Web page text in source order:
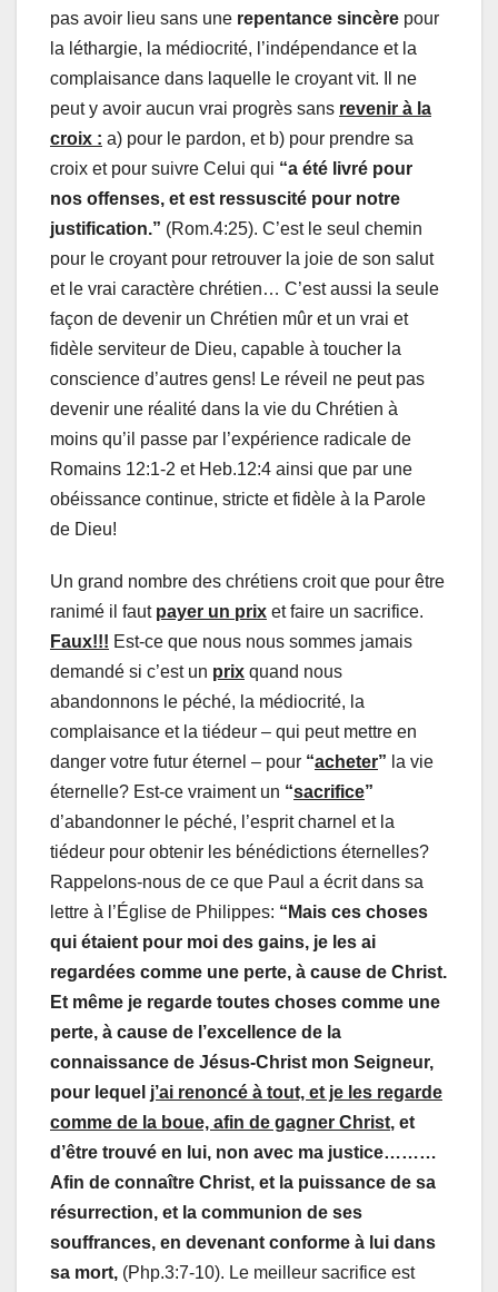
pas avoir lieu sans une repentance sincère pour
la léthargie, la médiocrité, l’indépendance et la
complaisance dans laquelle le croyant vit. Il ne
peut y avoir aucun vrai progrès sans revenir à la
croix : a) pour le pardon, et b) pour prendre sa
croix et pour suivre Celui qui “a été livré pour
nos offenses, et est ressuscité pour notre
justification.” (Rom.4:25). C’est le seul chemin
pour le croyant pour retrouver la joie de son salut
et le vrai caractère chrétien… C’est aussi la seule
façon de devenir un Chrétien mûr et un vrai et
fidèle serviteur de Dieu, capable à toucher la
conscience d’autres gens! Le réveil ne peut pas
devenir une réalité dans la vie du Chrétien à
moins qu’il passe par l’expérience radicale de
Romains 12:1-2 et Heb.12:4 ainsi que par une
obéissance continue, stricte et fidèle à la Parole
de Dieu!
Un grand nombre des chrétiens croit que pour être
ranimé il faut payer un prix et faire un sacrifice.
Faux!!! Est-ce que nous nous sommes jamais
demandé si c’est un prix quand nous
abandonnons le péché, la médiocrité, la
complaisance et la tiédeur – qui peut mettre en
danger votre futur éternel – pour “acheter” la vie
éternelle? Est-ce vraiment un “sacrifice”
d’abandonner le péché, l’esprit charnel et la
tiédeur pour obtenir les bénédictions éternelles?
Rappelons-nous de ce que Paul a écrit dans sa
lettre à l’Église de Philippes: “Mais ces choses
qui étaient pour moi des gains, je les ai
regardées comme une perte, à cause de Christ.
Et même je regarde toutes choses comme une
perte, à cause de l’excellence de la
connaissance de Jésus-Christ mon Seigneur,
pour lequel j’ai renoncé à tout, et je les regarde
comme de la boue, afin de gagner Christ, et
d’être trouvé en lui, non avec ma justice………
Afin de connaître Christ, et la puissance de sa
résurrection, et la communion de ses
souffrances, en devenant conforme à lui dans
sa mort, (Php.3:7-10). Le meilleur sacrifice est